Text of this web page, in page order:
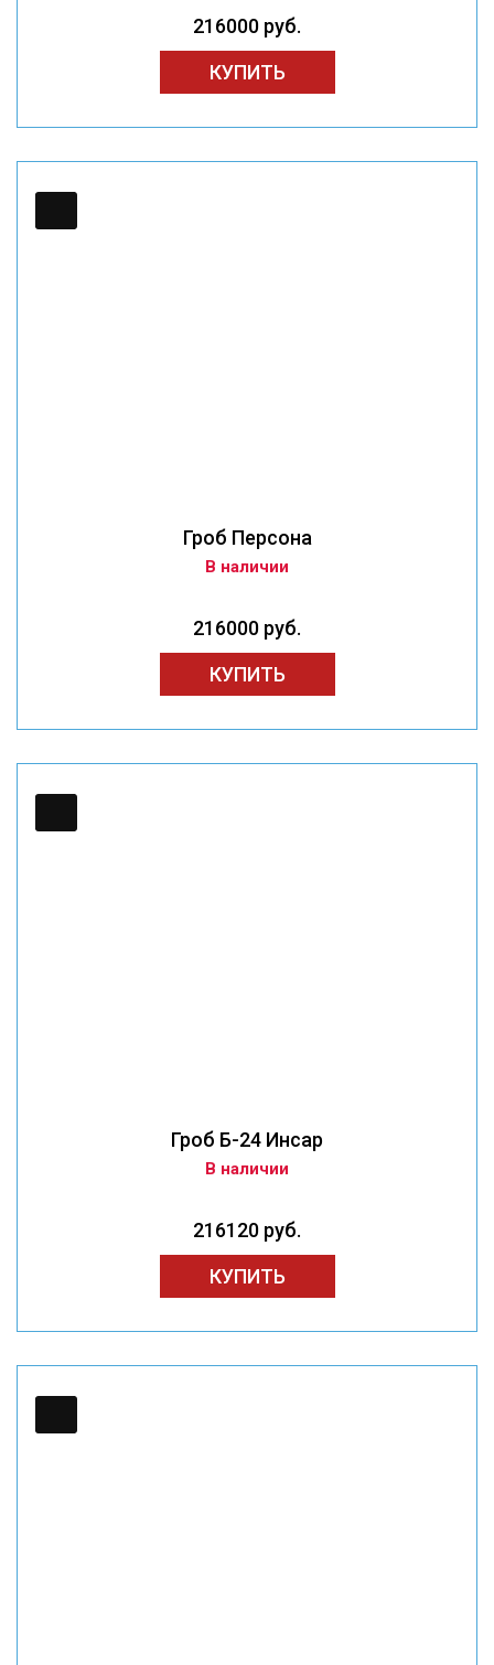
216000 руб.
КУПИТЬ
Гроб Персона
В наличии
216000 руб.
КУПИТЬ
Гроб Б-24 Инсар
В наличии
216120 руб.
КУПИТЬ